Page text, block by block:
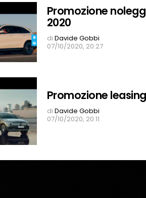
Promozione
2020
di Davide Gobbi
07/10/2020, 20:27
Promozione
di Davide Gobbi
07/10/2020, 20:11